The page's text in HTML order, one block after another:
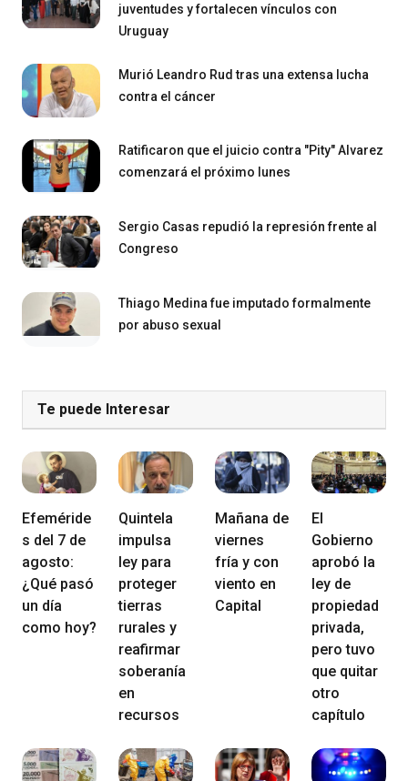
juventudes y fortalecen vínculos con
Uruguay
Murió Leandro Rud tras una extensa lucha
contra el cáncer
Ratificaron que el juicio contra "Pity" Alvarez
comenzará el próximo lunes
Sergio Casas repudió la represión frente al
Congreso
Thiago Medina fue imputado formalmente
por abuso sexual
Te puede Interesar
Efeméride
s del 7 de
agosto:
¿Qué pasó
un día
como hoy?
Quintela
impulsa
ley para
proteger
tierras
rurales y
reafirmar
soberanía
en
recursos
Mañana de
viernes
fría y con
viento en
Capital
El
Gobierno
aprobó la
ley de
propiedad
privada,
pero tuvo
que quitar
otro
capítulo